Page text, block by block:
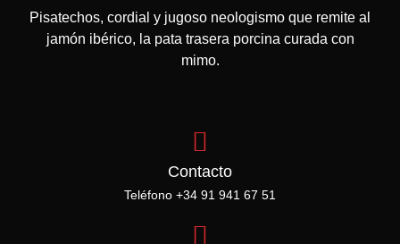
Pisatechos, cordial y jugoso neologismo que remite al
jamón ibérico, la pata trasera porcina curada con
mimo.
Contacto
Teléfono +34 91 941 67 51